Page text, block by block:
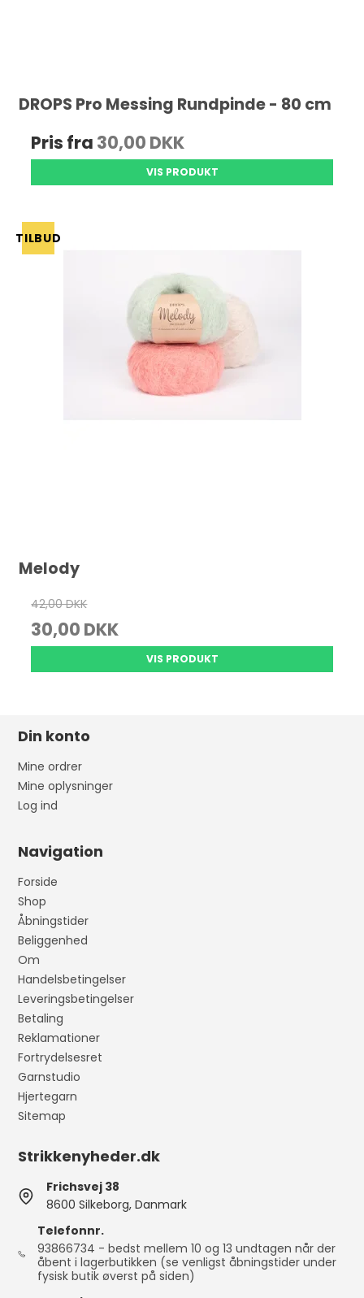
DROPS Pro Messing Rundpinde - 80 cm
Pris fra 30,00 DKK
VIS PRODUKT
TILBUD
Melody
42,00 DKK
30,00 DKK
VIS PRODUKT
Din konto
Mine ordrer
Mine oplysninger
Log ind
Navigation
Forside
Shop
Åbningstider
Beliggenhed
Om
Handelsbetingelser
Leveringsbetingelser
Betaling
Reklamationer
Fortrydelsesret
Garnstudio
Hjertegarn
Sitemap
Strikkenyheder.dk
Frichsvej 38
8600 Silkeborg, Danmark
Telefonnr.
93866734 - bedst mellem 10 og 13 undtagen når der
åbent i lagerbutikken (se venligst åbningstider under
fysisk butik øverst på siden)